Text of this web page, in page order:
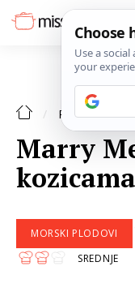
RECEPTI
Marry
kozicama
MORSKI PLODOVI
SREDNJE